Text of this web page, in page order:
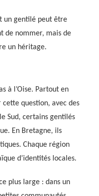
un gentilé peut être
de nommer, mais de
un héritage.
à l’Oise. Partout en
cette question, avec des
Sud, certains gentilés
En Bretagne, ils
Chaque région
d’identités locales.
plus large : dans un